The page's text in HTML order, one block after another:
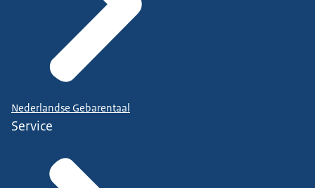
Nederlandse Gebarentaal
Service